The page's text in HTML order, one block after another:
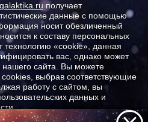
получает
данные с помощью
носит обезличенный
к составу персональных
технологию «cookie», данная
вас, однако может
нашего сайта. Вы можете
cookies, выбрав соответствующие
работу с сайтом, вы
данных и